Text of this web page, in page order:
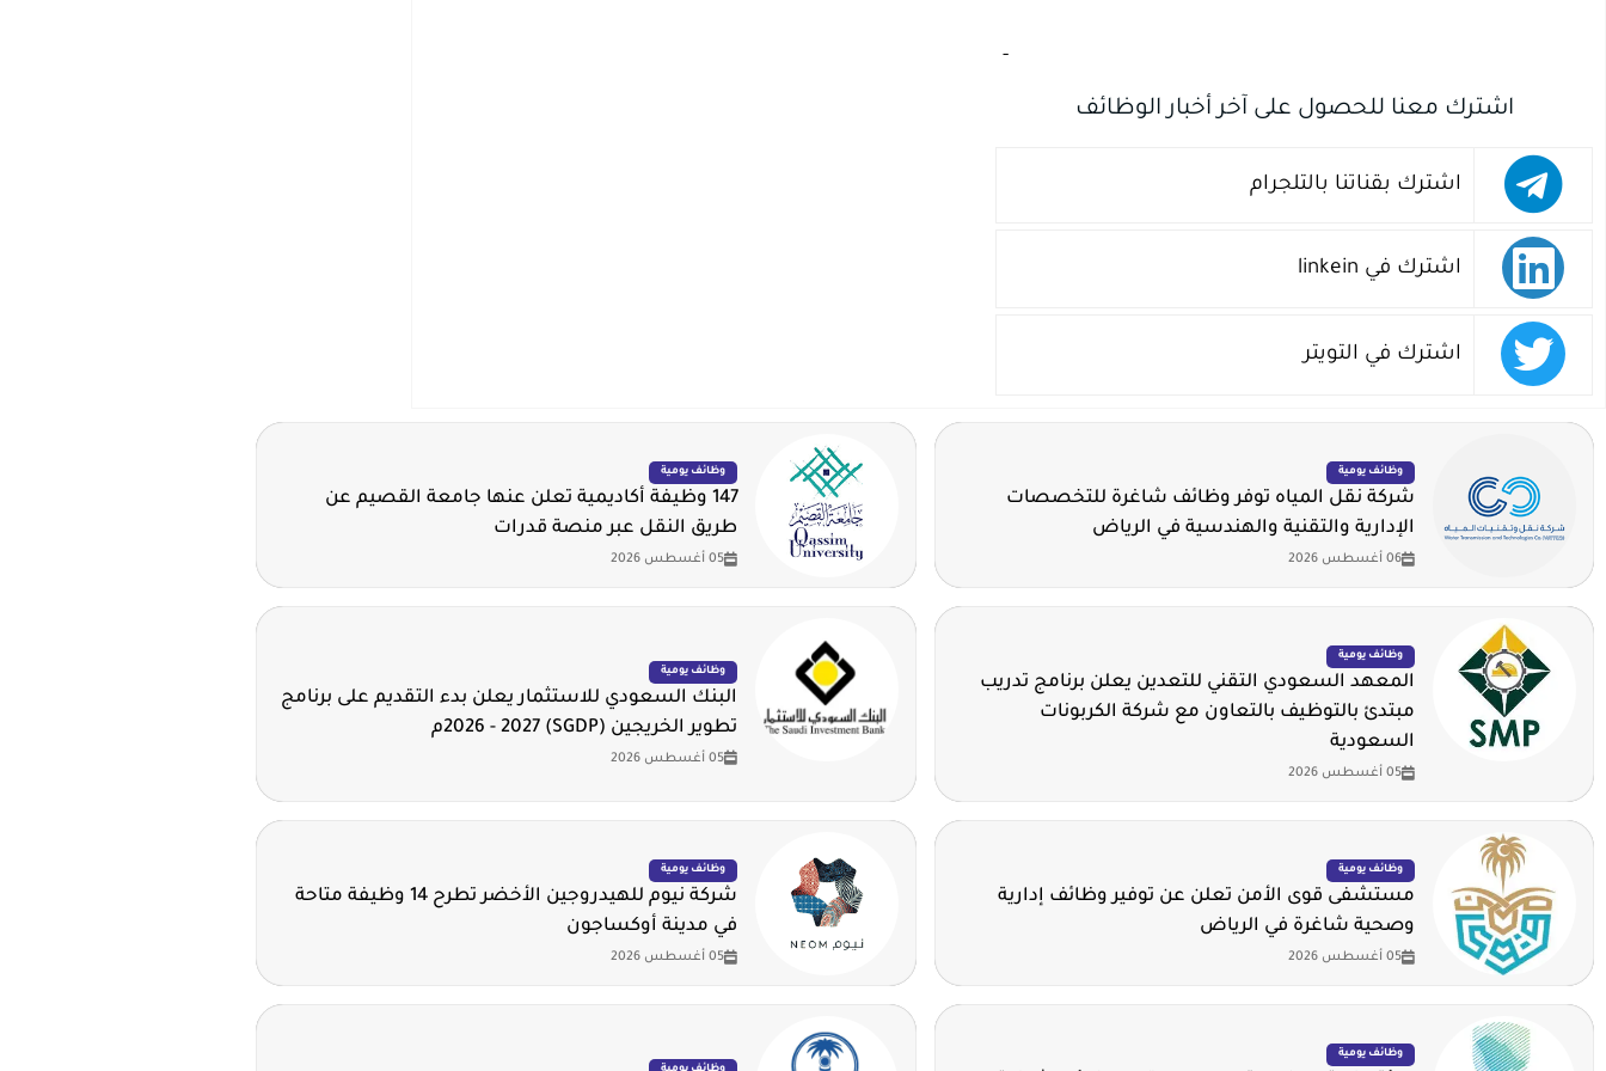
-‏
اشترك معنا للحصول على آخر أخبار الوظائف
اشترك بقناتنا بالتلجرام
اشترك في linkein
اشترك في التويتر
وظائف يومية
شركة نقل المياه توفر وظائف شاغرة للتخصصات
الإدارية والتقنية والهندسية في الرياض
06 أغسطس 2026
وظائف يومية
147 وظيفة أكاديمية تعلن عنها جامعة القصيم عن
طريق النقل عبر منصة قدرات
05 أغسطس 2026
وظائف يومية
المعهد السعودي التقني للتعدين يعلن برنامج تدريب
مبتدئ بالتوظيف بالتعاون مع شركة الكربونات
السعودية
05 أغسطس 2026
وظائف يومية
البنك السعودي للاستثمار يعلن بدء التقديم على برنامج
تطوير الخريجين (SGDP) 2026 - 2027م
05 أغسطس 2026
وظائف يومية
مستشفى قوى الأمن تعلن عن توفير وظائف إدارية
وصحية شاغرة في الرياض
05 أغسطس 2026
وظائف يومية
شركة نيوم للهيدروجين الأخضر تطرح 14 وظيفة متاحة
في مدينة أوكساجون
05 أغسطس 2026
وظائف يومية